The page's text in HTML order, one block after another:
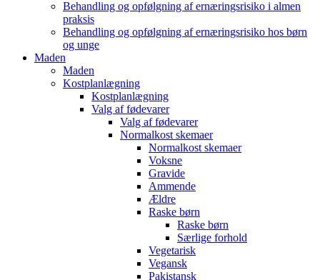
Behandling og opfølgning af ernæringsrisiko i almen
praksis
Behandling og opfølgning af ernæringsrisiko hos børn
og unge
Maden
Maden
Kostplanlægning
Kostplanlægning
Valg af fødevarer
Valg af fødevarer
Normalkost skemaer
Normalkost skemaer
Voksne
Gravide
Ammende
Ældre
Raske børn
Raske børn
Særlige forhold
Vegetarisk
Vegansk
Pakistansk